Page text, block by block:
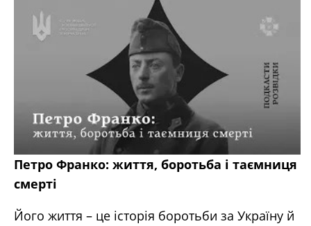
Петро Франко: життя, боротьба і таємниця
смерті
Його життя – це історія боротьби за Україну й